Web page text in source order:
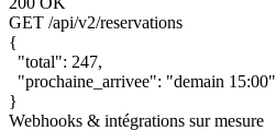
GET /api/v2/reservations
{
"total": 247,
"prochaine_arrivee": "demain 15:00"
}
Webhooks & intégrations sur mesure